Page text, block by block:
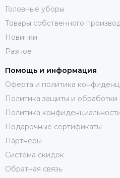
Головные уборы
Товары собственного
Новинки
Разное
Помощь и информация
Оферта и политика
Политика защиты и
Политика
Подарочные сертификаты
Партнеры
Система скидок
Обратная связь